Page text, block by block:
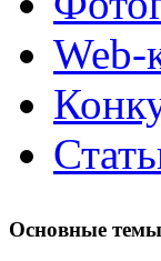
Основные темы